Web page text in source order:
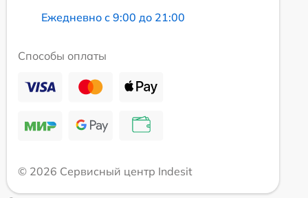
Ежедневно с 9:00 до 21:00
Способы оплаты
© 2026 Сервисный центр Indesit